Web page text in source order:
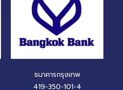
ธนาคารกรุงเทพ
419-350-101-4